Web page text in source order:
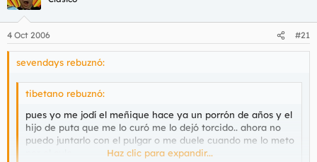
4 Oct 2006 #21
sevendays rebuznó:
tibetano rebuznó:
pues yo me jodí el meñique hace ya un porrón de años y el
hijo de puta que me lo curó me lo dejó torcido.. ahora no
puedo juntarlo con el pulgar o me duele cuando me lo meto
Haz clic para expandir...